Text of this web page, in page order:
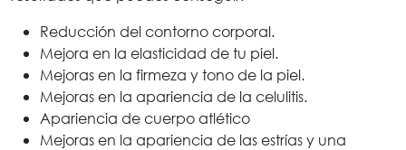
Reducción del contorno corporal.
Mejora en la elasticidad de tu piel.
Mejoras en la firmeza y tono de la piel.
Mejoras en la apariencia de la celulitis.
Apariencia de cuerpo atlético
Mejoras en la apariencia de las estrías y una